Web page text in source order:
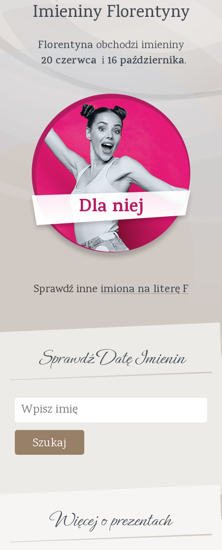
Imieniny Florentyny
Florentyna obchodzi imieniny
20 czerwca 16października
Dla niej
Sprawdź inne imiona na literę F
Sprawdź Datę Imienin
Szukaj
Więcej o prezentach